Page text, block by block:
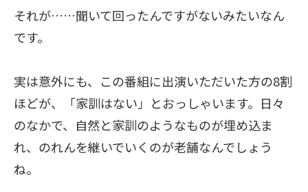
それが……聞いて回ったんですがないみたいなん
です。
実は意外にも、この番組に出演いただいた方の8割
ほどが、「家訓はない」とおっしゃいます。日々
のなかで、自然と家訓のようなものが埋め込ま
れ、のれんを継いでいくのが老舗なんでしょう
ね。